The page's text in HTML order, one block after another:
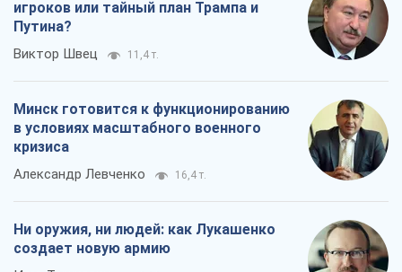
игроков или тайный план Трампа и
Путина?
Виктор Швец 11,4 т.
Минск готовится к функционированию
в условиях масштабного военного
кризиса
Александр Левченко 16,4 т.
Ни оружия, ни людей: как Лукашенко
создает новую армию